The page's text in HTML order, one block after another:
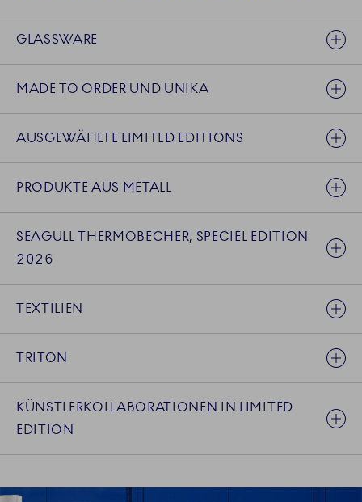
GLASSWARE
MADE TO ORDER UND UNIKA
AUSGEWÄHLTE LIMITED EDITIONS
PRODUKTE AUS METALL
SEAGULL THERMOBECHER, SPECIEL EDITION
2026
TEXTILIEN
TRITON
KÜNSTLERKOLLABORATIONEN IN LIMITED
EDITION